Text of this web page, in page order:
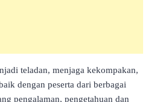
teladan, menjaga kekompakan,
dengan peserta dari berbagai
pengalaman, pengetahuan dan